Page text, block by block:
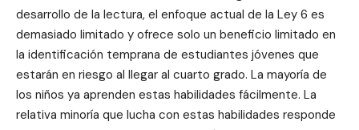
desarrollo de la lectura, el enfoque actual de la Ley 6 es
demasiado limitado y ofrece solo un beneficio limitado en
la identificación temprana de estudiantes jóvenes que
estarán en riesgo al llegar al cuarto grado. La mayoría de
los niños ya aprenden estas habilidades fácilmente. La
relativa minoría que lucha con estas habilidades responde